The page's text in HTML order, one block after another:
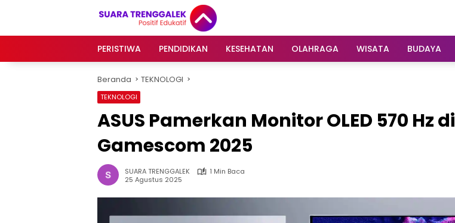
PERISTIWA
PENDIDIKAN KESEHATAN OLAHRAGA WISATA BUDAYA
Beranda TEKNOLOGI
TEKNOLOGI
ASUS Pamerkan Monitor OLED 570 Hz di
Gamescom 2025
SUARA TRENGGALEK
1 Min Baca
25 Agustus 2025